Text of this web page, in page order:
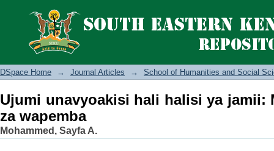
Ujumi unavyoakisi hali halisi ya jamii:
DSpace Home → Journal Articles → School of Humanities and Social
Ujumi unavyoakisi hali halisi ya jamii:
za wapemba
Mohammed, Sayfa A.